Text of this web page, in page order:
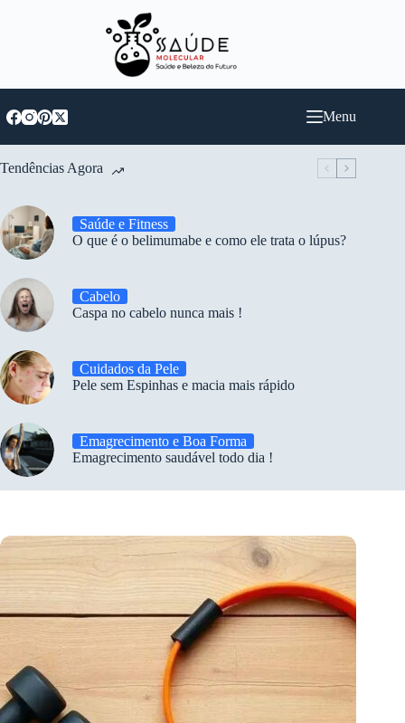
Menu
Tendências Agora
Saúde e Fitness
O que é o belimumabe e como ele trata o lúpus?
Cabelo
Caspa no cabelo nunca mais !
Cuidados da Pele
Pele sem Espinhas e macia mais rápido
Emagrecimento e Boa Forma
Emagrecimento saudável todo dia !